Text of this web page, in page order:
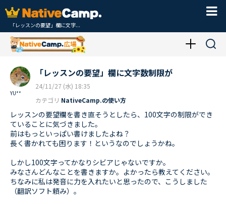
「レッスンの要望」欄に文字...
YU**
「レッスンの要望」欄に文字数制限が
24/11/27 (水) 18:35
カテゴリ NativeCamp.の使い方
レッスンの要望欄を書き直そうとしたら、100文字の制限ができ
ていることに気づきました。
前はもっといっぱい書けましたよね？
長く書かれても困ります！というなのでしょうかね。
しかし100文字ってかなりシビアじゃないですか。
みなさんどんなことを書きますか。よかったら教えてください。
ちなみに私は発音に力を入れたいと思ったので、こうしました
（翻訳ソフト頼み）。